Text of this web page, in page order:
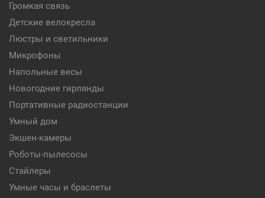
Громкая связь
Детские велокресла
Люстры и светильники
Микрофоны
Напольные весы
Новогодние гирлянды
Портативные радиостанции
Умный дом
Экшен-камеры
Роботы-пылесосы
Стайлеры
Умные часы и браслеты